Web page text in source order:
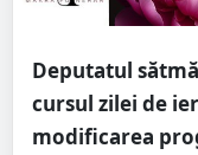
Deputatul
cursul zilei de
modificarea